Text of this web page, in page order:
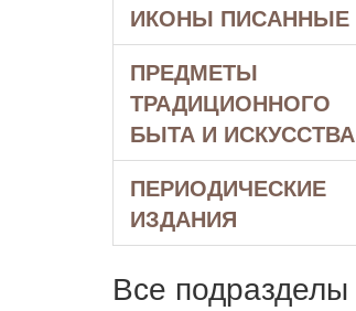
ИКОНЫ ПИСАННЫЕ
ПРЕДМЕТЫ
ТРАДИЦИОННОГО
БЫТА И ИСКУССТВА
ПЕРИОДИЧЕСКИЕ
ИЗДАНИЯ
Все подразделы